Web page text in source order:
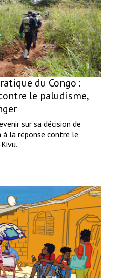
du Congo :
le paludisme,
sur sa décision de
la réponse contre le